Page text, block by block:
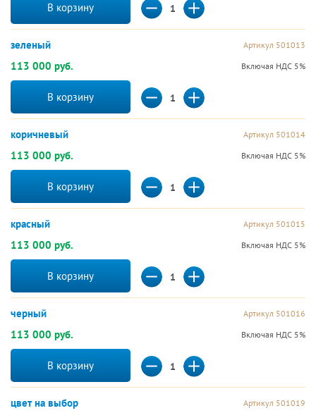
В корзину
зеленый Артикул 501013
113 000 руб. Включая НДС 5%
В корзину
коричневый Артикул 501014
113 000 руб. Включая НДС 5%
В корзину
красный Артикул 501015
113 000 руб. Включая НДС 5%
В корзину
черный Артикул 501016
113 000 руб. Включая НДС 5%
В корзину
цвет на выбор Артикул 501019